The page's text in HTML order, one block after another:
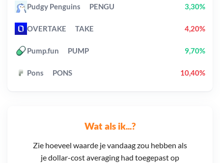
Wat als ik...?
Zie hoeveel waarde je vandaag zou hebben als
je dollar-cost averaging had toegepast op
Pudgy Penguins PENGU 3,30%
OVERTAKE TAKE 4,20%
Pump.fun PUMP 9,70%
Pons PONS 10,40%